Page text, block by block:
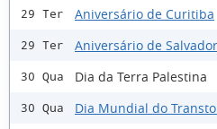
29 Ter Aniversário de Curitiba
29 Ter Aniversário de Salvador
30 Qua Dia da Terra Palestina
30 Qua Dia Mundial do